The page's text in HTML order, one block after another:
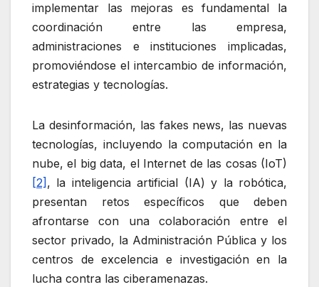
implementar las mejoras es fundamental la
coordinación entre las empresa,
administraciones e instituciones implicadas,
promoviéndose el intercambio de información,
estrategias y tecnologías.
La desinformación, las fakes news, las nuevas
tecnologías, incluyendo la computación en la
nube, el big data, el Internet de las cosas (IoT)
[2] , la inteligencia artificial (IA) y la robótica,
presentan retos específicos que deben
afrontarse con una colaboración entre el
sector privado, la Administración Pública y los
centros de excelencia e investigación en la
lucha contra las ciberamenazas.